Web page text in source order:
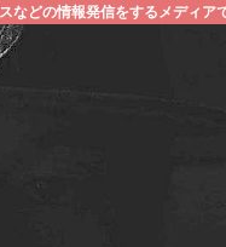
などの情報発信をするメディア